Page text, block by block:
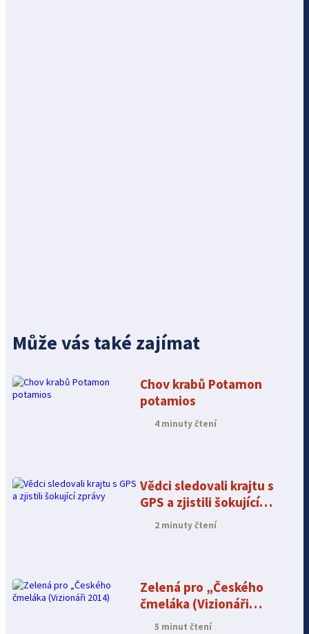
Může vás také zajímat
Chov krabů Potamon
potamios
4 minuty čtení
Vědci sledovali krajtu s
GPS a zjistili šokující
zprávy
2 minuty čtení
Zelená pro „Českého
čmeláka (Vizionáři
2014)
5 minut čtení